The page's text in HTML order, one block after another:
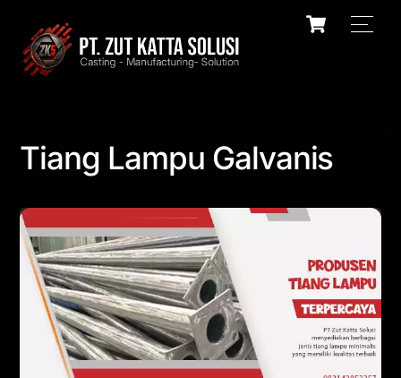
content
Cart
Tiang Lampu Galvanis